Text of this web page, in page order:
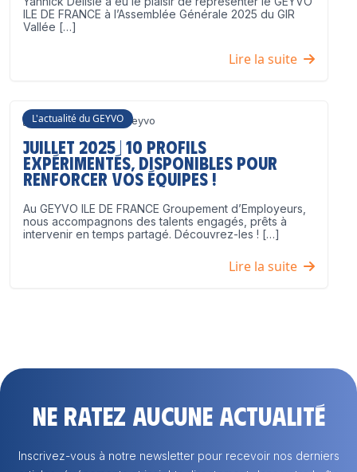
ILE DE FRANCE à l’Assemblée Générale 2025 du GIR
Vallée […]
Lire la suite
L'actualité du GEYVO
3 juillet 2025 Geyvo
Juillet 2025 | 10 profils
expérimentés, disponibles pour
renforcer vos équipes !
Au GEYVO ILE DE FRANCE Groupement d’Employeurs,
nous accompagnons des talents engagés, prêts à
intervenir en temps partagé. Découvrez-les ! […]
Lire la suite
Ne ratez aucune actualité
Inscrivez-vous à notre newsletter pour recevoir nos derniers